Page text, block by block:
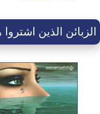
الزبائن الذين